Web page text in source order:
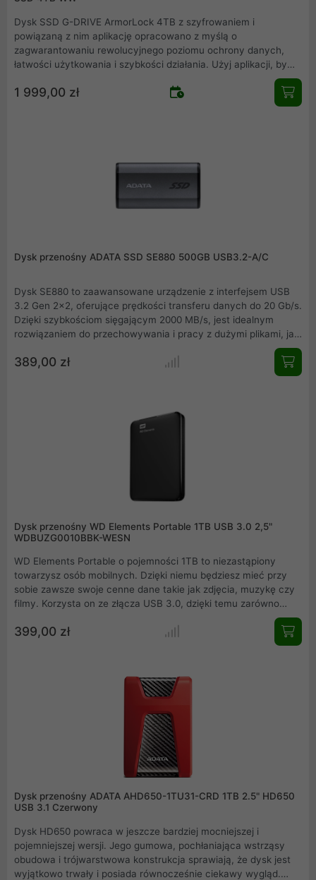
Dysk SSD G-DRIVE ArmorLock 4TB z szyfrowaniem i
powiązaną z nim aplikację opracowano z myślą o
zagwarantowaniu rewolucyjnego poziomu ochrony danych,
łatwości użytkowania i szybkości działania. Użyj aplikacji, by
kontrolować dostęp do dysku - bez konieczności podawania
hasła. Najwyższa wydajność oraz wyjątkowo wytrzymała
1 999,00 zł
Dysk przenośny ADATA SSD SE880 500GB USB3.2-A/C
Dysk SE880 to zaawansowane urządzenie z interfejsem USB
3.2 Gen 2x2, oferujące prędkości transferu danych do 20 Gb/s.
Dzięki szybkościom sięgającym 2000 MB/s, jest idealnym
rozwiązaniem do przechowywania i pracy z dużymi plikami, jak
edycja audio-wideo czy gry. Kompaktowy, lekki i kompatybilny
z wieloma urządzeniami, SE880 zapewnia szybki dostęp do
389,00 zł
Dysk przenośny WD Elements Portable 1TB USB 3.0 2,5"
WDBUZG0010BBK-WESN
WD Elements Portable o pojemności 1TB to niezastąpiony
towarzysz osób mobilnych. Dzięki niemu będziesz mieć przy
sobie zawsze swoje cenne dane takie jak zdjęcia, muzykę czy
filmy. Korzysta on ze złącza USB 3.0, dzięki temu zarówno
odczytywanie jak i zapis danych trwa niezwykle krótko. Dysk
bez problemu podłączysz również do urządzeń obsługujących
399,00 zł
Dysk przenośny ADATA AHD650-1TU31-CRD 1TB 2.5" HD650
USB 3.1 Czerwony
Dysk HD650 powraca w jeszcze bardziej mocniejszej i
pojemniejszej wersji. Jego gumowa, pochłaniająca wstrząsy
obudowa i trójwarstwowa konstrukcja sprawiają, że dysk jest
wyjątkowo trwały i posiada równocześnie ciekawy wygląd.